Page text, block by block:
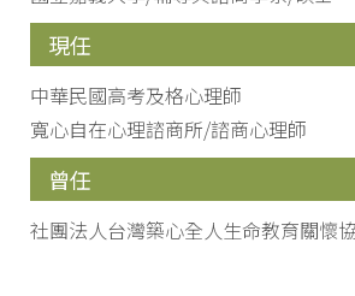
現任
中華民國高考及格心理師
寬心自在心理諮商所/諮商心理師
曾任
社團法人台灣築心全人生命教育關懷